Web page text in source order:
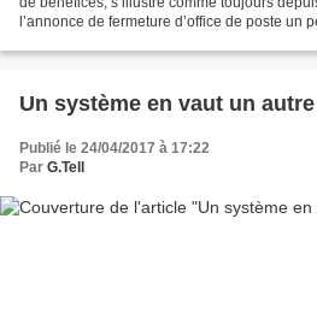
l’annonce de fermeture d’office de poste un
Un système en vaut un
Publié le 24/04/2017 à 17:22
Par G.Tell